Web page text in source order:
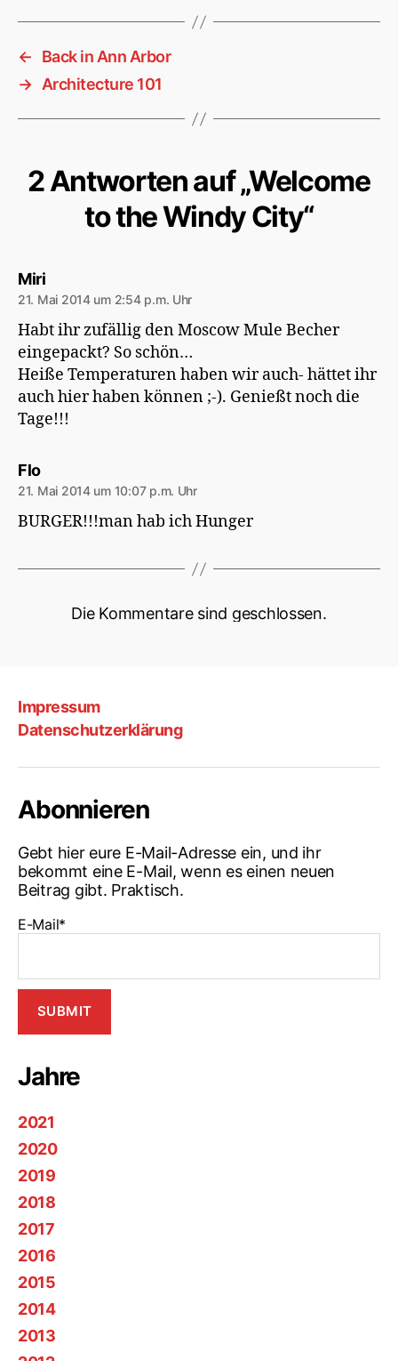
←
Back in Ann Arbor
→ Architecture 101
2 Antworten auf „Welcome
to the Windy City“
Mirisagt:
21. Mai 2014 um 2:54 p.m. Uhr
Habt ihr zufällig den Moscow Mule Becher
eingepackt? So schön…
Heiße Temperaturen haben wir auch- hättet ihr
auch hier haben können ;-). Genießt noch die
Tage!!!
Flosagt:
21. Mai 2014 um 10:07 p.m. Uhr
BURGER!!!man hab ich Hunger
Die Kommentare sind geschlossen.
Impressum
Datenschutzerklärung
Abonnieren
Gebt hier eure E-Mail-Adresse ein, und ihr
bekommt eine E-Mail, wenn es einen neuen
Beitrag gibt. Praktisch.
E-Mail*
Jahre
2021
2020
2019
2018
2017
2016
2015
2014
2013